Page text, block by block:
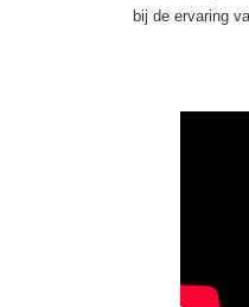
bij de ervaring